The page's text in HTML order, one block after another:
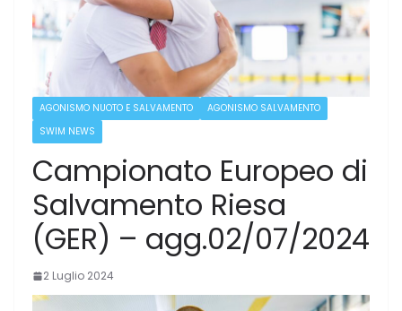
AGONISMO NUOTO E SALVAMENTO
AGONISMO SALVAMENTO
SWIM NEWS
Campionato Europeo di
Salvamento Riesa
(GER) – agg.02/07/2024
2 Luglio 2024